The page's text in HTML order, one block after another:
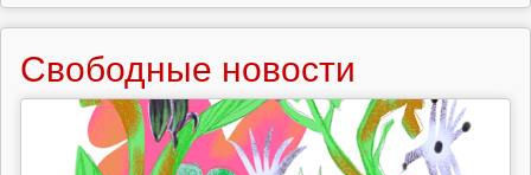
Свободные новости